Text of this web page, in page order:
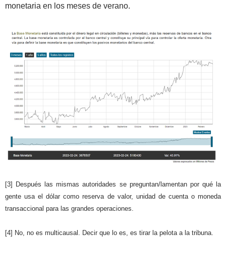
monetaria en los meses de verano.
[3] Después las mismas autoridades se preguntan/lamentan por qué la
gente usa el dólar como reserva de valor, unidad de cuenta o moneda
transaccional para las grandes operaciones.
[4] No, no es multicausal. Decir que lo es, es tirar la pelota a la tribuna.